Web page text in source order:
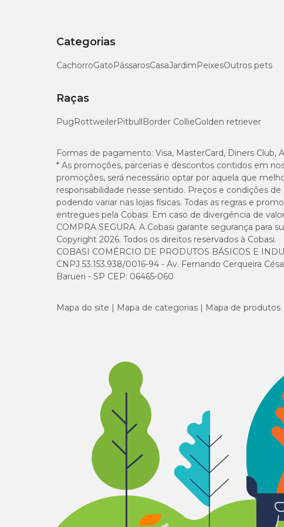
entre em contato com a pele, lave rapidamente com água e
informações e para auxiliá-lo melhor.
Revolution 12% para cães com preço especial é só na
Se você está em busca do melhor produto para o seu pet, é
preçoespecial.
Revolution até 10 kg
está disponível em nosso pet shop
aproveitar!
Categorias
CachorroGatoPássarosCasaJardimPeixesOutros pets
Raças
PugRottweilerPitbullBorder CollieGolden retriever
Formas de pagamento: Visa, MasterCard, Diners Club,
* As promoções, parcerias e descontos contidos em
promoções, será necessário optar por aquela que
responsabilidade nesse sentido. Preços e condições
podendo variar nas lojas físicas. Todas as regras e
entregues pela Cobasi. Em caso de divergência de
COMPRA SEGURA. A Cobasi garante segurança para
Copyright 2026. Todos os direitos reservados à Cobasi.
COBASI COMÉRCIO DE PRODUTOS BÁSICOS E
CNPJ 53.153.938/0016-94 - Av. Fernando Cerqueira
Barueri - SP CEP: 06465-060
Mapa do site Mapa de categorias Mapa de produtos